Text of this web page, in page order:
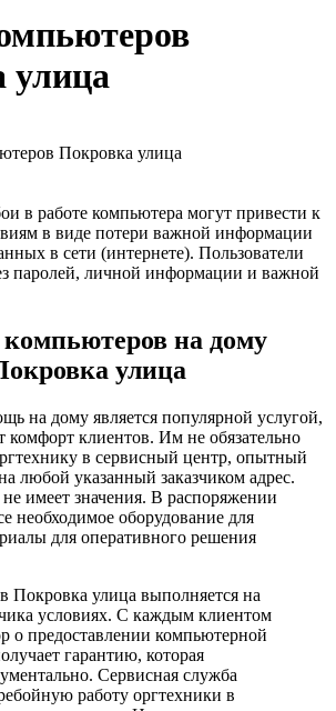
улица
в работе компьютера могут привести к
в виде потери важной информации
в сети (интернете). Пользователи
паролей, личной информации и важной
на дому
улица
на дому является популярной услугой,
комфорт клиентов. Им не обязательно
в сервисный центр, опытный
любой указанный заказчиком адрес.
имеет значения. В распоряжении
необходимое оборудование для
для оперативного решения
Покровка улица выполняется на
условиях. С каждым клиентом
о предоставлении компьютерной
гарантию, которая
Сервисная служба
работу оргтехники в